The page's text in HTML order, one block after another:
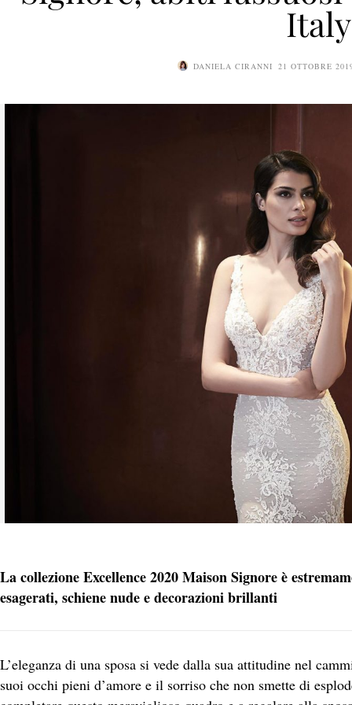
Italy
DANIELA CIRANNI 21 OTTOBRE
La collezione Excellence 2020 Maison Signore è
esagerati, schiene nude e decorazioni brillanti
L’eleganza di una sposa si vede dalla sua attitudine nel
suoi occhi pieni d’amore e il sorriso che non smette di